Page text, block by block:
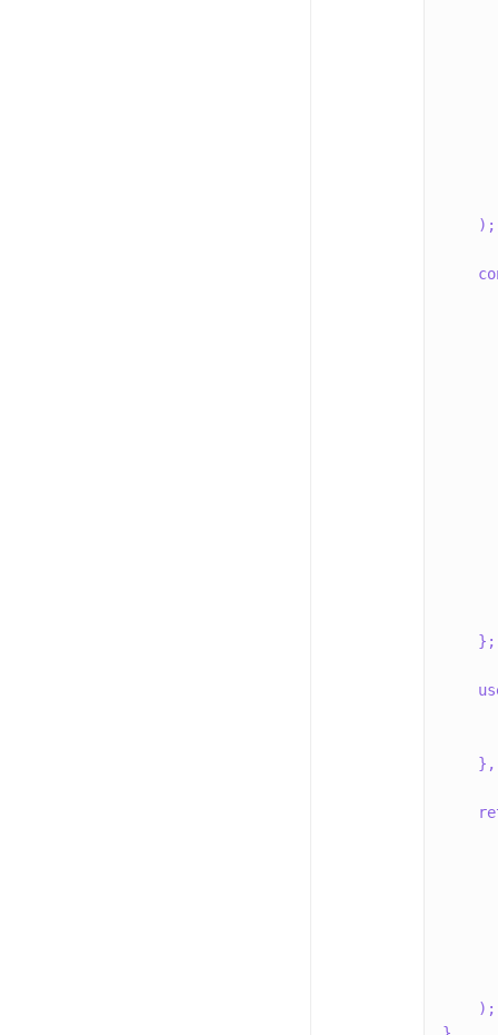
) ;
} ;
} ,
) ;